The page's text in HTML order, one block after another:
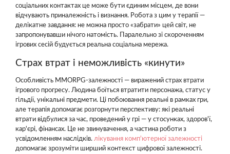
соціальних контактах це може бути єдиним місцем, де вони
відчувають приналежність і визнання. Робота з цим у терапії —
делікатне завдання: не можна просто «забрати» цей світ, не
запропонувавши нічого натомість. Паралельно зі скороченням
ігрових сесій будується реальна соціальна мережа.
Страх втрат і неможливість «кинути»
Особливість MMORPG-залежності — виражений страх втрати
ігрового прогресу. Людина боїться втратити персонажа, статус у
гільдії, унікальні предмети. Ці побоювання реальні в рамках гри,
але терапія допомагає розгорнути перспективу: які реальні
втрати відбулися за час, проведений у грі — у стосунках, здоров'ї,
кар'єрі, фінансах. Це не звинувачення, а частина роботи з
усвідомленням наслідків. лікування комп'ютерної залежності
допомагає зрозуміти ширший контекст цифрової залежності.